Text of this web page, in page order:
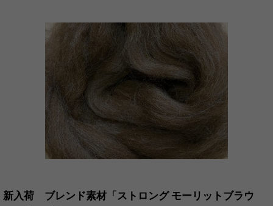
新入荷 ブレンド素材「ストロング モーリットブラウ